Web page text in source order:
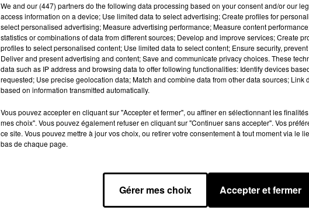
We and our (447) partnersdo the following data processing based on your consent and/or our
access information on a device; Use limited data to select advertising; Create profiles for
select personalised advertising; Measure advertising performance; Measure content
statistics or combinations of data from different sources; Develop and improve services; Create
profiles to select personalised content; Use limited data to select content; Ensure security,
Deliver and present advertising and content; Save and communicate privacy choices. These
data such as IP address and browsing data to offer following functionalities: Identify devices
requested; Use precise geolocation data; Match and combine data from other data sources; Link
based on information transmitted automatically.
Vous pouvez accepter en cliquant sur "Accepter et fermer", ou affiner en sélectionnant les
mes choix". Vous pouvez également refuser en cliquant sur "Continuer sans accepter". Vos
ce site. Vous pouvez mettre à jour vos choix, ou retirer votre consentement à tout moment via le
bas de chaque page.
Gérer mes choix Accepter et fermer